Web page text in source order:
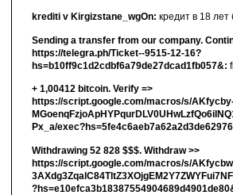
krediti v Kirgizstane_wgOn: кредит в 18 лет
Sending a transfer from our company.
https://telegra.ph/Ticket--9515-12-16?
hs=b10ff9c1d2cdbf6a79de27dcad1fb057&:
+ 1,00412 bitсоin. Verify =>
https://script.google.com/macros/s/
Px_a/
Withdrawing 52 828 $$$. Withdrаw >>
https://script.google.com/macros/s/